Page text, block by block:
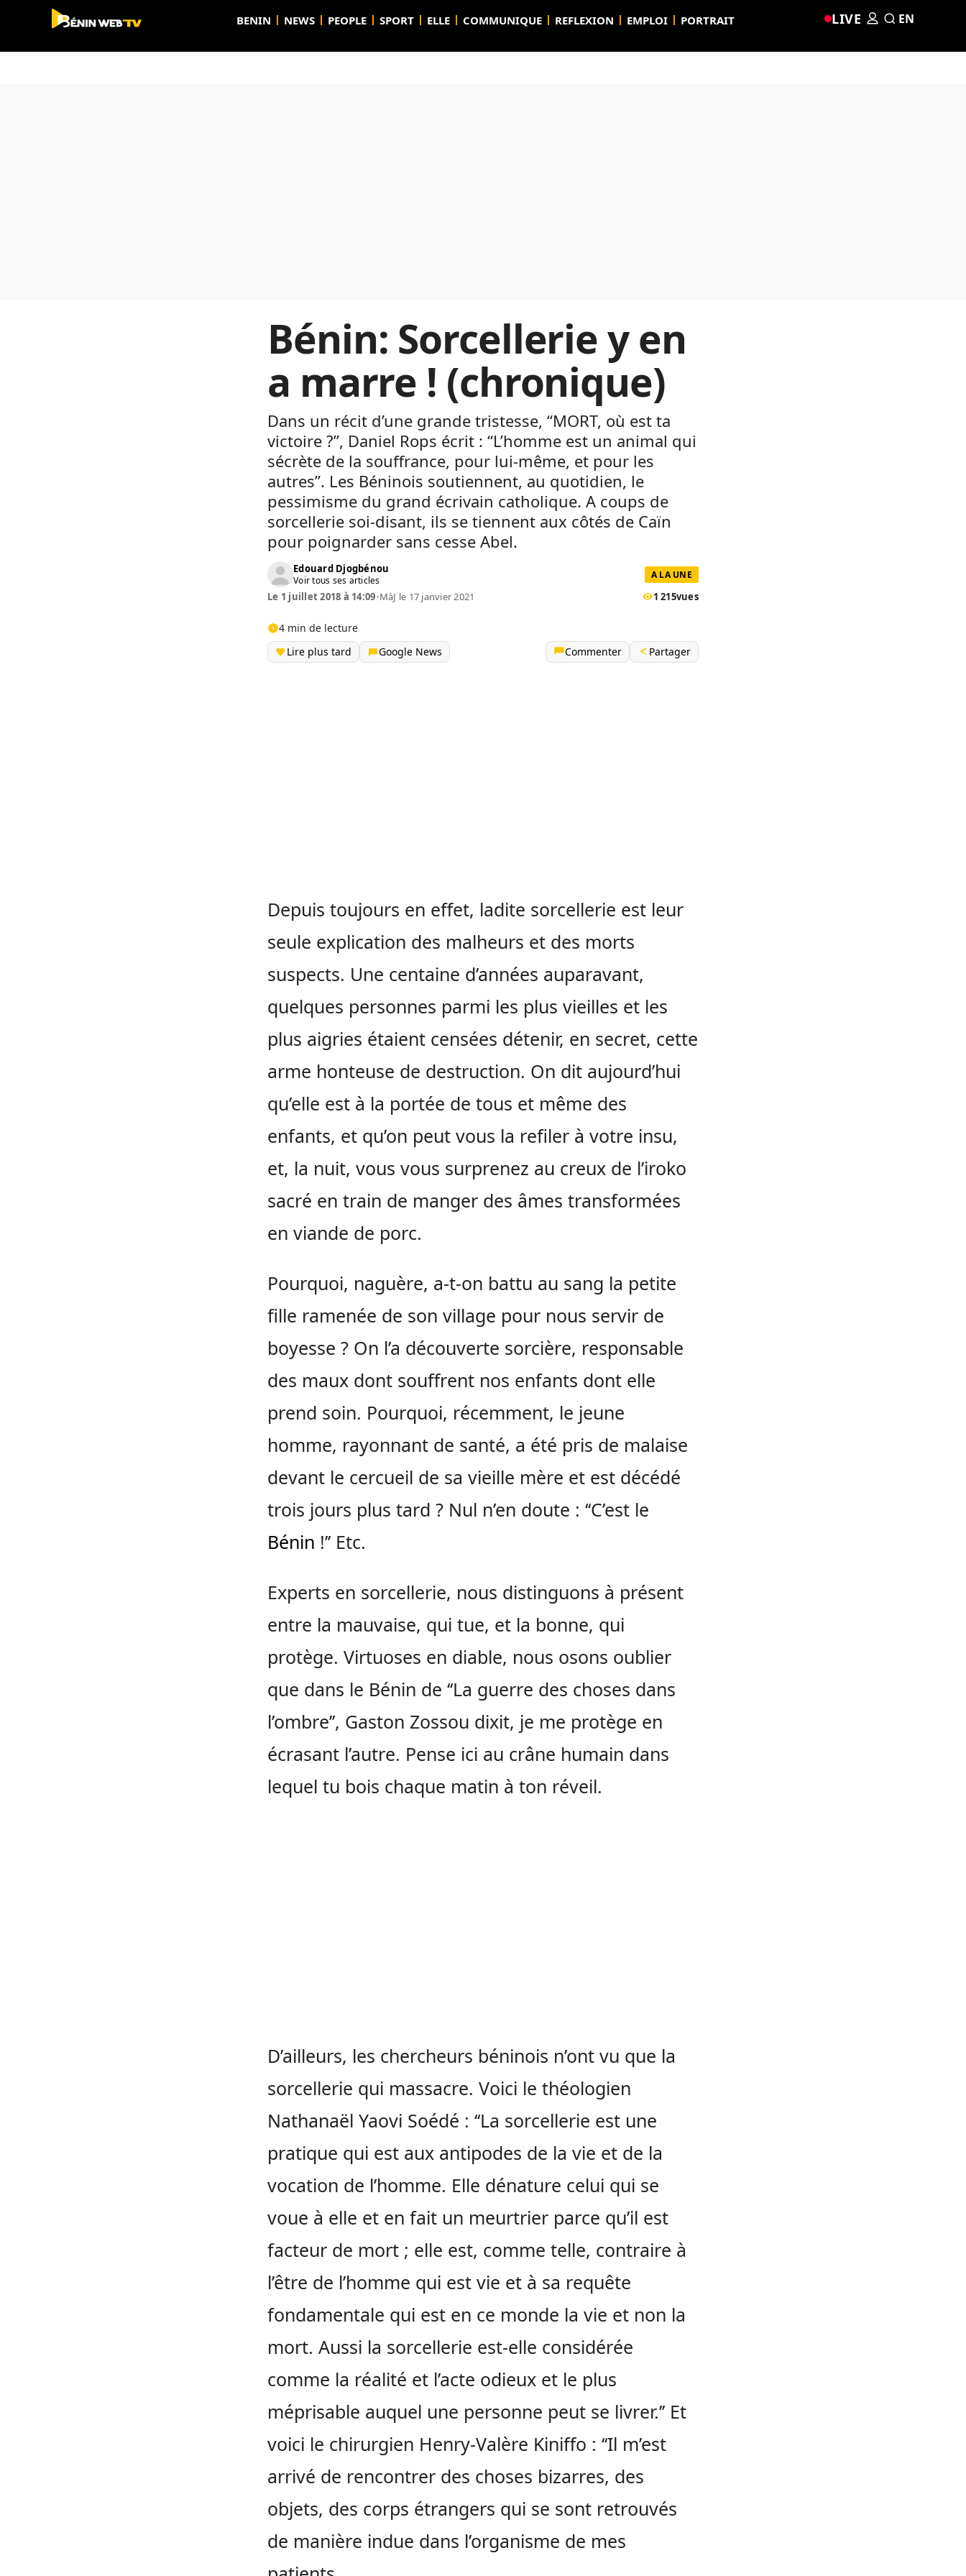
BENIN NEWS PEOPLE SPORT ELLE COMMUNIQUE REFLEXION EMPLOI PORTRAIT LIVE EN
Bénin: Sorcellerie y en
a marre ! (chronique)
Dans un récit d’une grande tristesse, ‘‘MORT, où est ta
victoire ?’’, Daniel Rops écrit : ‘‘L’homme est un animal qui
sécrète de la souffrance, pour lui-même, et pour les
autres’’. Les Béninois soutiennent, au quotidien, le
pessimisme du grand écrivain catholique. A coups de
sorcellerie soi-disant, ils se tiennent aux côtés de Caïn
pour poignarder sans cesse Abel.
Edouard Djogbénou
Voir tous ses articles A LA UNE
Le 1 juillet 2018 à 14:09•MàJ le 17 janvier 2021 1 215vues
4 min de lecture
Lire plus tard
Google News Commenter Partager
Depuis toujours en effet, ladite sorcellerie est leur
seule explication des malheurs et des morts
suspects. Une centaine d’années auparavant,
quelques personnes parmi les plus vieilles et les
plus aigries étaient censées détenir, en secret, cette
arme honteuse de destruction. On dit aujourd’hui
qu’elle est à la portée de tous et même des
enfants, et qu’on peut vous la refiler à votre insu,
et, la nuit, vous vous surprenez au creux de l’iroko
sacré en train de manger des âmes transformées
en viande de porc.
Pourquoi, naguère, a-t-on battu au sang la petite
fille ramenée de son village pour nous servir de
boyesse ? On l’a découverte sorcière, responsable
des maux dont souffrent nos enfants dont elle
prend soin. Pourquoi, récemment, le jeune
homme, rayonnant de santé, a été pris de malaise
devant le cercueil de sa vieille mère et est décédé
trois jours plus tard ? Nul n’en doute : ‘‘C’est le
Bénin !’’ Etc.
Experts en sorcellerie, nous distinguons à présent
entre la mauvaise, qui tue, et la bonne, qui
protège. Virtuoses en diable, nous osons oublier
que dans le Bénin de ‘‘La guerre des choses dans
l’ombre’’, Gaston Zossou dixit, je me protège en
écrasant l’autre. Pense ici au crâne humain dans
lequel tu bois chaque matin à ton réveil.
D’ailleurs, les chercheurs béninois n’ont vu que la
sorcellerie qui massacre. Voici le théologien
Nathanaël Yaovi Soédé : ‘‘La sorcellerie est une
pratique qui est aux antipodes de la vie et de la
vocation de l’homme. Elle dénature celui qui se
voue à elle et en fait un meurtrier parce qu’il est
facteur de mort ; elle est, comme telle, contraire à
l’être de l’homme qui est vie et à sa requête
fondamentale qui est en ce monde la vie et non la
mort. Aussi la sorcellerie est-elle considérée
comme la réalité et l’acte odieux et le plus
méprisable auquel une personne peut se livrer.’’ Et
voici le chirurgien Henry-Valère Kiniffo : ‘‘Il m’est
arrivé de rencontrer des choses bizarres, des
objets, des corps étrangers qui se sont retrouvés
de manière indue dans l’organisme de mes